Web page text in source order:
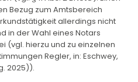
Bezug zum Amtsbereich
allerdings nicht
in der Wahl eines Notars
(vgl. hierzu und zu einzelnen
Regler, in: Eschwey,
2025)).